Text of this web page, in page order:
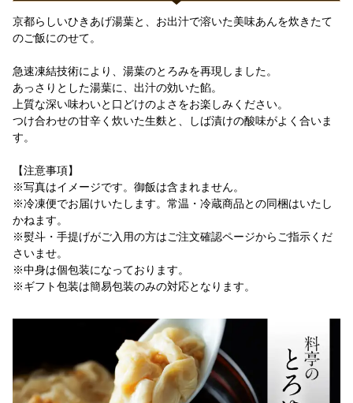
京都らしいひきあげ湯葉と、お出汁で溶いた美味あんを炊きたて
のご飯にのせて。
急速凍結技術により、湯葉のとろみを再現しました。
あっさりとした湯葉に、出汁の効いた餡。
上質な深い味わいと口どけのよさをお楽しみください。
つけ合わせの甘辛く炊いた生麩と、しば漬けの酸味がよく合いま
す。
【注意事項】
※写真はイメージです。御飯は含まれません。
※冷凍便でお届けいたします。常温・冷蔵商品との同梱はいたし
かねます。
※熨斗・手提げがご入用の方はご注文確認ページからご指示くだ
さいませ。
※中身は個包装になっております。
※ギフト包装は簡易包装のみの対応となります。